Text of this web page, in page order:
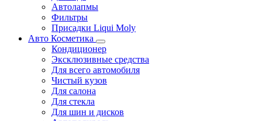
Автолапмы
Фильтры
Присадки Liqui Moly
Авто Косметика
Кондиционер
Эксклюзивные средства
Для всего автомобиля
Чистый кузов
Для салона
Для стекла
Для шин и дисков